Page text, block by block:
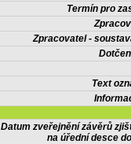
Termín pro
Zpracovatel -
Text
Datum zveřejnění závěrů
na úřední desce